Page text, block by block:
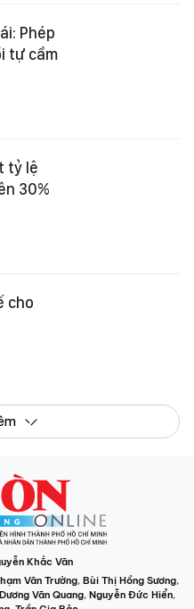
Phép
tự cầm
tỷ lệ
30%
cho
Khắc Văn
Văn Trường, Bùi Thị Hồng Sương,
Dương Văn Quang, Nguyễn Đức Hiển,